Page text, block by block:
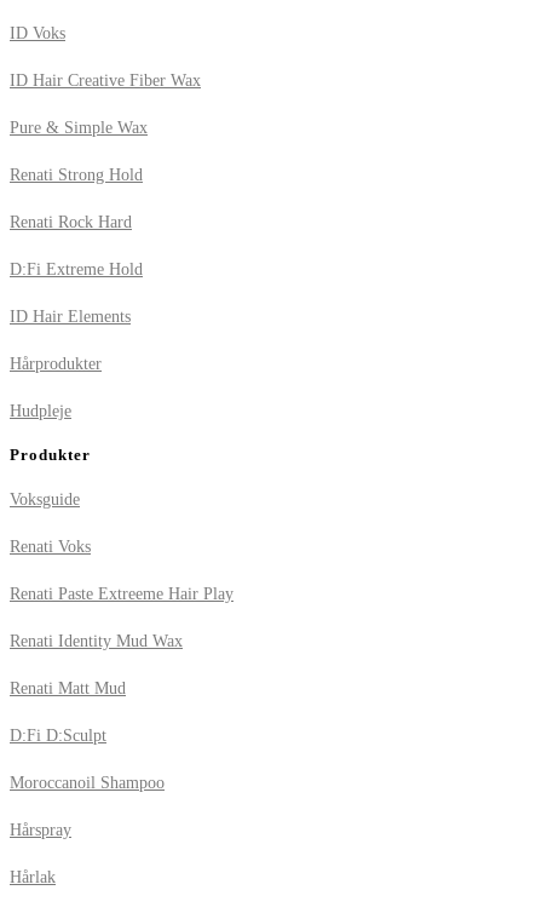
ID Voks
ID Hair Creative Fiber Wax
Pure & Simple Wax
Renati Strong Hold
Renati Rock Hard
D:Fi Extreme Hold
ID Hair Elements
Hårprodukter
Hudpleje
Produkter
Voksguide
Renati Voks
Renati Paste Extreeme Hair Play
Renati Identity Mud Wax
Renati Matt Mud
D:Fi D:Sculpt
Moroccanoil Shampoo
Hårspray
Hårlak